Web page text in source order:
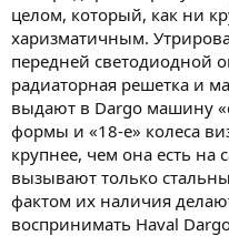
целом, который, как ни
харизматичным.
передней светодиодной
радиаторная решетка и
выдают в Dargo машину
формы и «18-е» колеса
крупнее, чем она есть
вызывают только
фактом их наличия
воспринимать Haval